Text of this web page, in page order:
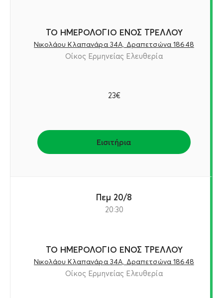
ΤΟ ΗΜΕΡΟΛΟΓΙΟ ΕΝΟΣ ΤΡΕΛΛΟΥ
Νικολάου Κλαπανάρα 34Α, Δραπετσώνα 18648
Οίκος Ερμηνείας Ελευθερία
23€
Εισιτήρια
Πεμ 20/8
20:30
ΤΟ ΗΜΕΡΟΛΟΓΙΟ ΕΝΟΣ ΤΡΕΛΛΟΥ
Νικολάου Κλαπανάρα 34Α, Δραπετσώνα 18648
Οίκος Ερμηνείας Ελευθερία